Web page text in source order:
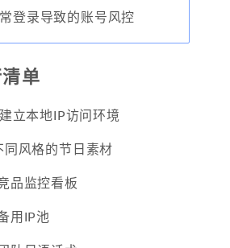
登录导致的账号风控
单
立本地IP访问环境
同风格的节日素材
品监控看板
用IP池